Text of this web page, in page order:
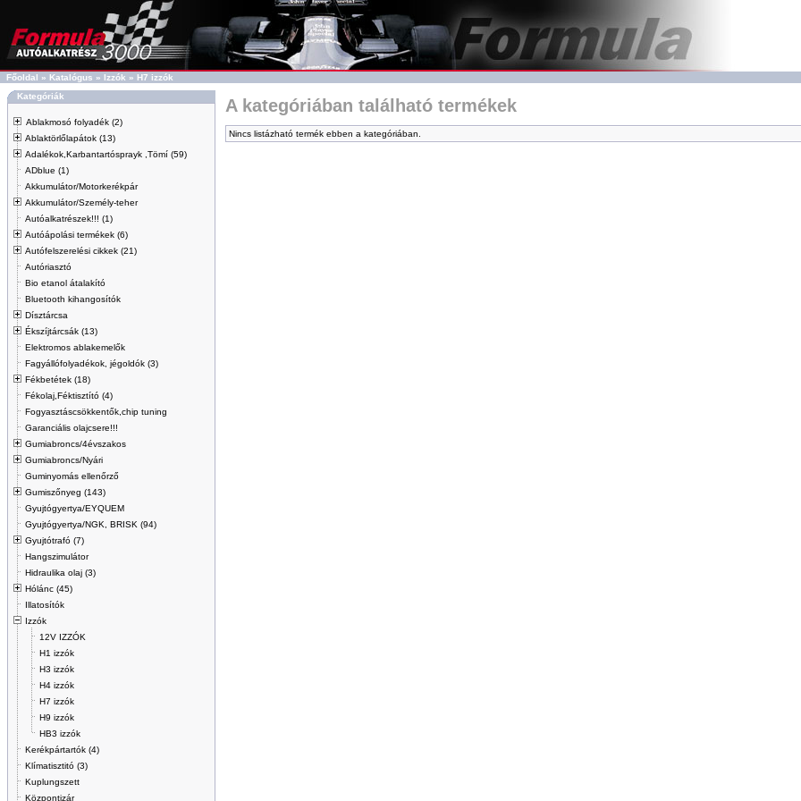
Főoldal » Katalógus » Izzók » H7 izzók
Kategóriák
Ablakmosó folyadék (2)
Ablaktörlőlapátok (13)
Adalékok,Karbantartósprayk ,Tömí (59)
ADblue (1)
Akkumulátor/Motorkerékpár
Akkumulátor/Személy-teher
Autóalkatrészek!!! (1)
Autóápolási termékek (6)
Autófelszerelési cikkek (21)
Autóriasztó
Bio etanol átalakító
Bluetooth kihangosítók
Dísztárcsa
Ékszíjtárcsák (13)
Elektromos ablakemelők
Fagyállófolyadékok, jégoldók (3)
Fékbetétek (18)
Fékolaj,Féktisztító (4)
Fogyasztáscsökkentők,chip tuning
Garanciális olajcsere!!!
Gumiabroncs/4évszakos
Gumiabroncs/Nyári
Guminyomás ellenőrző
Gumiszőnyeg (143)
Gyujtógyertya/EYQUEM
Gyujtógyertya/NGK, BRISK (94)
Gyujtótrafó (7)
Hangszimulátor
Hidraulika olaj (3)
Hólánc (45)
Illatosítók
Izzók
12V IZZÓK
H1 izzók
H3 izzók
H4 izzók
H7 izzók
H9 izzók
HB3 izzók
Kerékpártartók (4)
Klímatisztitó (3)
Kuplungszett
Központizár
A kategóriában található termékek
Nincs listázható termék ebben a kategóriában.